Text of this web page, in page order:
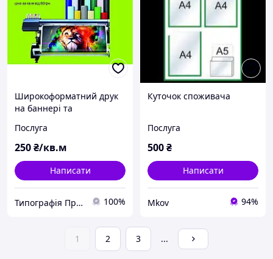
Широкоформатний друк
на баннері та
Послуга
250₴/кв.м
Написати
Типографія ПромЕнерго , РА "КІТ-Л" 100%
Куточок споживача
Послуга
500₴
Написати
Mkov 94%
1 2 3 ...